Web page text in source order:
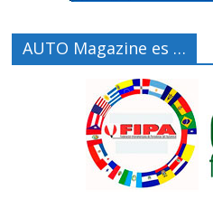
AUTO Magazine es …